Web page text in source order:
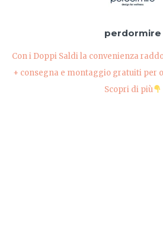
perdormire
Con i Doppi Saldi la convenienza
+ consegna e montaggio gratuiti per
Scopri di più